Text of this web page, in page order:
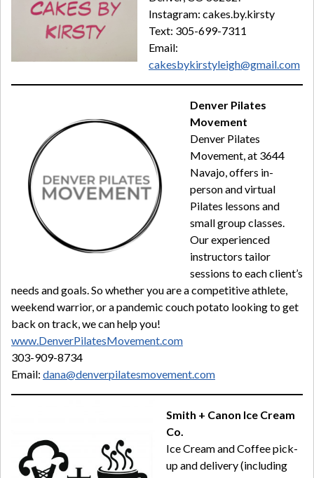
Instagram: cakes.by.kirsty
Text: 305-699-7311
Email:
cakesbykirstyleigh@gmail.com
Denver Pilates
Movement
Denver Pilates
Movement, at 3644
Navajo, offers in-
person and virtual
Pilates lessons and
small group classes.
Our experienced
instructors tailor
sessions to each client’s
needs and goals. So whether you are a competitive athlete,
weekend warrior, or a pandemic couch potato looking to get
back on track, we can help you!
www.DenverPilatesMovement.com
303-909-8734
Email: dana@denverpilatesmovement.com
Smith + Canon Ice Cream
Co.
Ice Cream and Coffee pick-
up and delivery (including